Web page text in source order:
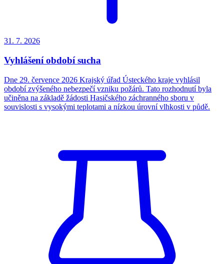
31. 7. 2026
Vyhlášení období sucha
Dne 29. července 2026 Krajský úřad Ústeckého kraje vyhlásil
období zvýšeného nebezpečí vzniku požárů. Tato rozhodnutí byla
učiněna na základě žádosti Hasičského záchranného sboru v
souvislosti s vysokými teplotami a nízkou úrovní vlhkosti v půdě.